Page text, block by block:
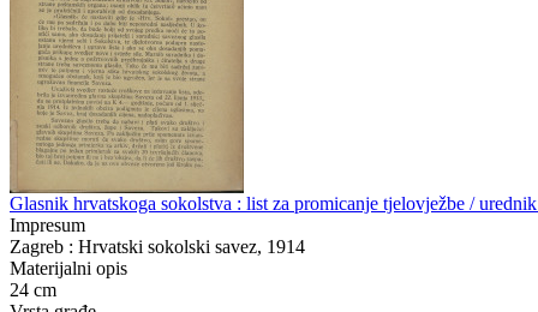
Glasnik hrvatskoga sokolstva : list za promicanje tjelovježbe /
Impresum
Zagreb : Hrvatski sokolski savez, 1914
Materijalni opis
24 cm